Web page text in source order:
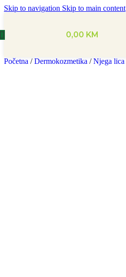
Skip to navigation Skip to main content
0,00 KM
Početna / Dermokozmetika / Njega lica